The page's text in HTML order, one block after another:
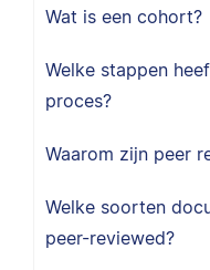
Wat is een cohort?
Welke stappen
proces?
Waarom zijn peer
Welke soorten
peer-reviewed?